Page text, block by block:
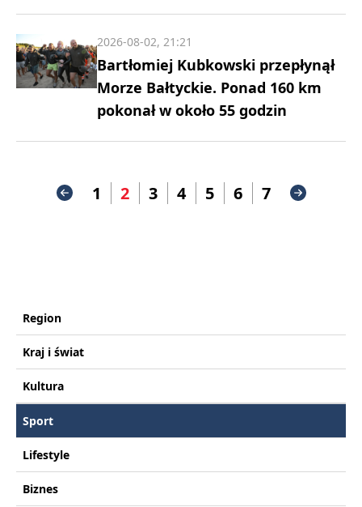
Bartłomiej Kubkowski przepłynął
Morze Bałtyckie. Ponad 160 km
pokonał w około 55 godzin
2026-08-02, 21:21
1 2 3 4 5 6 7
Region
Kraj i świat
Kultura
Sport
Lifestyle
Biznes